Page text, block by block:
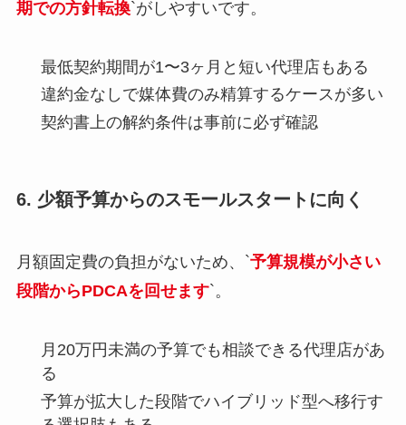
期での方針転換`がしやすいです。
最低契約期間が1〜3ヶ月と短い代理店もある
違約金なしで媒体費のみ精算するケースが多い
契約書上の解約条件は事前に必ず確認
6. 少額予算からのスモールスタートに向く
月額固定費の負担がないため、`予算規模が小さい
段階からPDCAを回せます`。
月20万円未満の予算でも相談できる代理店があ
る
予算が拡大した段階でハイブリッド型へ移行す